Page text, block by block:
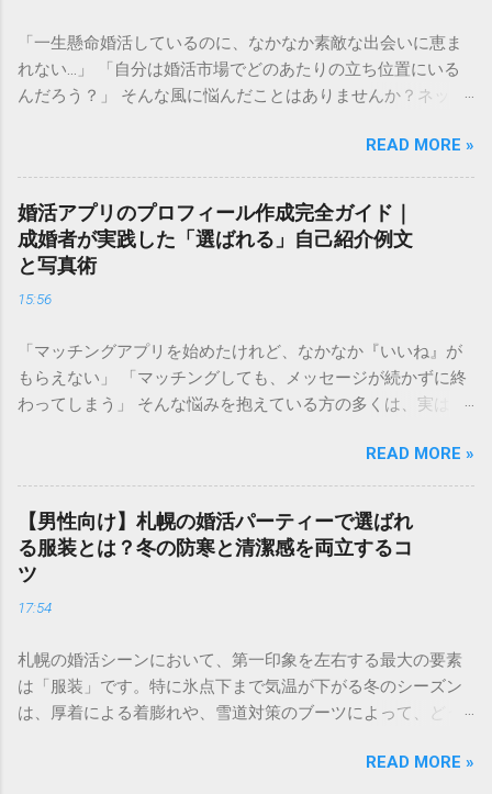
「一生懸命婚活しているのに、なかなか素敵な出会いに恵ま
れない…」 「自分は婚活市場でどのあたりの立ち位置にいる
んだろう？」 そんな風に悩んだことはありませんか？ネット
くるようで怖いと感じる方も多いかもしれません。しかし、
自分の現在の立ち位置を客観的に把握することは、決して自
分を否定することではありません。 むしろ、今の自分の「市
場価値」を正しく理解することは、最短ルートで幸せな結婚
を掴み取るための 強力な武器 になります。 この記事では、
婚活ランク表の仕組みや評価基準を詳しく解説し、自分のラ
ンクを知った上でどのように戦略を立てれば良いのか、具体
が決まる仕組み 婚活ランク表とは、年齢、年収、学歴、外
見、職業などのスペックを数値化し、婚活市場における「需
要」を可視化したものです。多くの結婚相談所やマッチング
るポイントが大きく異なるのが特徴です。 男性の評価ポイン
ト：経済力と安定感 男性の場合、最も重視されるのは**「年
収」と「職業」**です。 Sランク： 年収1000万円以上、医
師、弁護士、大手商社など Aランク： 年収700〜900万円、上
場企業勤務、公務員など Bランク： 年収400〜600万円、一般
性の評価ポイント：若さと容姿 女性の場合、婚活市場で最も
強い影響力を持つのが**「年齢」と「外見の雰囲気」**で
す。 Sランク： 20代中盤まで、モデル並みの容姿、愛嬌があ
る Aランク： 20代後半〜32歳前後、清楚で整った容姿、家事
能力 Bランク： 33歳〜30代後半、一般的な容姿、自立した仕
READ MORE »
婚活アプリのプロフィール作成完全ガイド｜
成婚者が実践した「選ばれる」自己紹介例文
と写真術
15:56
「マッチングアプリを始めたけれど、なかなか『いいね』が
もらえない」 「マッチングしても、メッセージが続かずに終
わってしまう」 そんな悩みを抱えている方の多くは、実は プ
て、プロフィールはあなたの「第一印象」そのもの。どれだ
け素敵な内面を持っていても、入り口であるプロフィールで
魅力を伝えられなければ、出会いの土俵に上がることすらで
きません。 成婚退会していく人たちには、共通した「プロフ
ィールの法則」があります。それは、単に自分を良く見せる
ことではなく、**「相手に安心感を与え、未来を想像させ
る」**という視点です。 この記事では、多くの成婚者を輩出
詳細項目の3ステップで徹底解説します。 1. 【写真編】0.5秒
で心を掴む！好感度を最大化する視覚戦略 婚活アプリにおい
て、写真は最も重要な要素です。検索画面で並んだときに
は、**「清潔感」と「親しみやすさ」**の両立にあります。
READ MORE »
【男性向け】札幌の婚活パーティーで選ばれ
る服装とは？冬の防寒と清潔感を両立するコ
ツ
17:54
札幌の婚活シーンにおいて、第一印象を左右する最大の要素
は「服装」です。特に氷点下まで気温が下がる冬のシーズン
は、厚着による着膨れや、雪道対策のブーツによって、どう
ゃれを諦めたくない」 「でも、薄着で震えていては会話どこ
READ MORE »